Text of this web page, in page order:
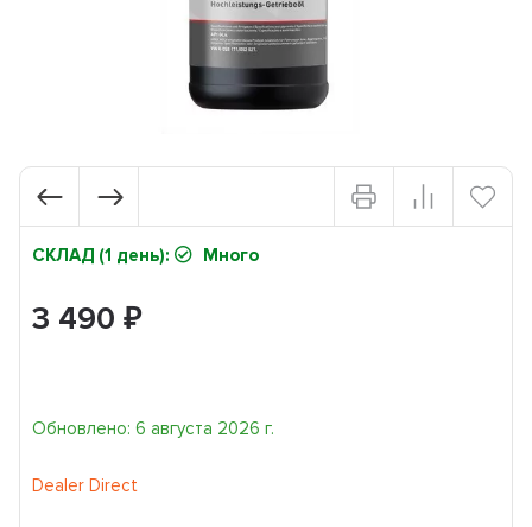
СКЛАД (1 день): Много
3 490₽
Обновлено: 6 августа 2026 г.
Dealer Direct